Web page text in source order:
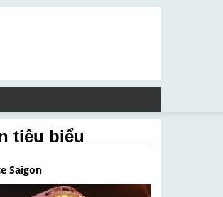
tiêu biểu
Saigon